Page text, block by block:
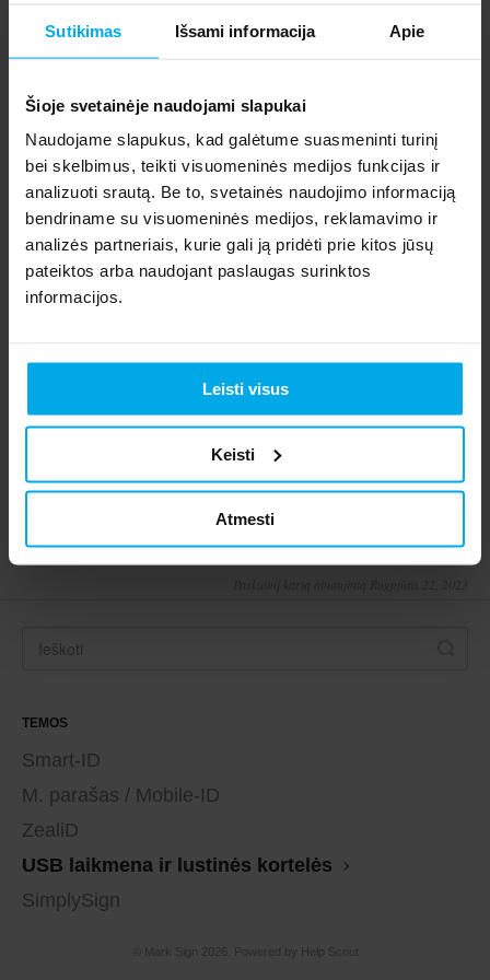
Sutikimas Išsami informacija Apie
Šioje svetainėje naudojami slapukai
Naudojame slapukus, kad galėtume suasmeninti turinį
bei skelbimus, teikti visuomeninės medijos funkcijas ir
analizuoti srautą. Be to, svetainės naudojimo informaciją
bendriname su visuomeninės medijos, reklamavimo ir
analizės partneriais, kurie gali ją pridėti prie kitos jūsų
pateiktos arba naudojant paslaugas surinktos
informacijos.
Leisti visus
Keisti
Atmesti
nepavyksta naudotis el. parašu, sekite šiuos žingsnius ir
pamėginkite iš naujo:
Jeigu naudojatės asmens tapatybės kortele, iš naujo
įstatykite kortelę į skaitytuvą ir patikrinkite ar
skaitytuvas teisingai prijungtas prie kompiuterio.
Jeigu naudojatės USB laikmena, iš naujo ją prijunkite
prie kompiuterio.
Jeigu atlikus visus šiuos veiksmus, el. parašu
naudotis nepavyksta , susisiekite su mumis.
Yes No
TEMOS
Smart-ID
M. parašas / Mobile-ID
ZealiD
USB laikmena ir lustinės kortelės
SimplySign
Mark Sign Powered by Help Scout